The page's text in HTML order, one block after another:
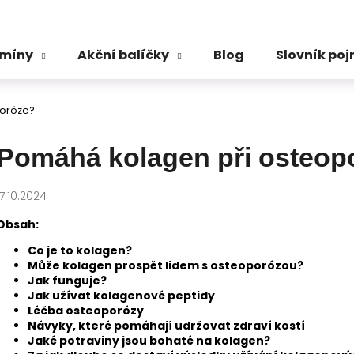
Akční balíčky Blog Slovník
kolagen při
Co je to kolagen?
Může kolagen prospět lidem s osteoporózou?
Jak funguje?
Jak užívat kolagenové peptidy
Léčba osteoporózy
Návyky, které pomáhají udržovat zdraví kostí
Jaké potraviny jsou bohaté na kolagen?
Co potřebujete najít?
HLEDAT